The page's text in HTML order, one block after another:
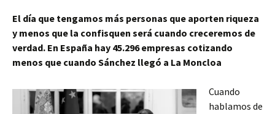
El día que tengamos más personas que aporten riqueza
y menos que la confisquen será cuando creceremos de
verdad. En España hay 45.296 empresas cotizando
menos que cuando Sánchez llegó a La Moncloa
Cuando
hablamos de